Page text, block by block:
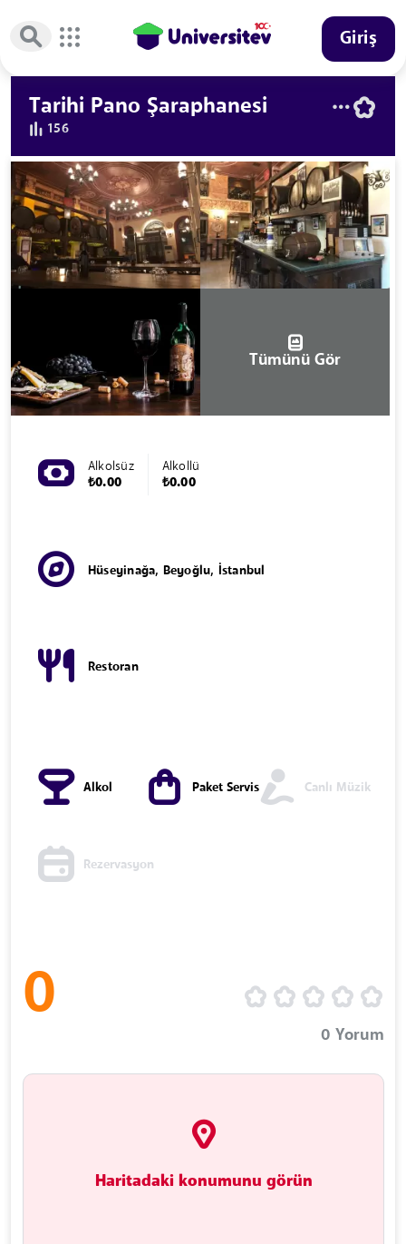
Giriş
Tarihi Pano Şaraphanesi
156
Tümünü Gör
Alkolsüz
₺0.00
Alkollü
₺0.00
Hüseyinağa, Beyoğlu, İstanbul
Restoran
Alkol Paket Servis Canlı Müzik
Rezervasyon
0
0 Yorum
Haritadaki konumunu görün